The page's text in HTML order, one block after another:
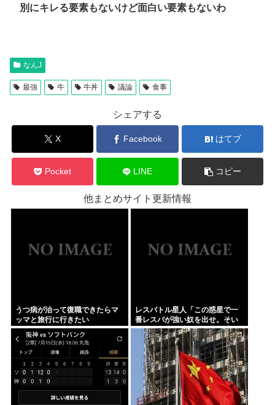
別にキレる要素もないけど面白い要素もないわ
なんJ
最強 牛 牛丼 議論 食事
シェアする
X Facebook はてブ
Pocket LINE コピー
他まとめサイト更新情報
うつ病が治って復職できたらマ
ッマと旅行に行きたい
レスバトル星人「この惑星で一
番レスバが強い奴を出せ。そい
つが負けたら滅ぼす」 誰を出
す？